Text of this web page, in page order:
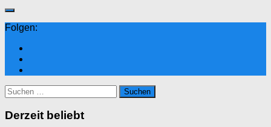
Folgen:
Suchen
nach:
Derzeit beliebt